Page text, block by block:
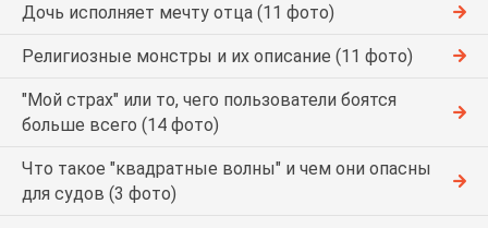
Дочь исполняет мечту отца (11 фото)
Религиозные монстры и их описание (11 фото)
"Мой страх" или то, чего пользователи боятся
больше всего (14 фото)
Что такое "квадратные волны" и чем они опасны
для судов (3 фото)